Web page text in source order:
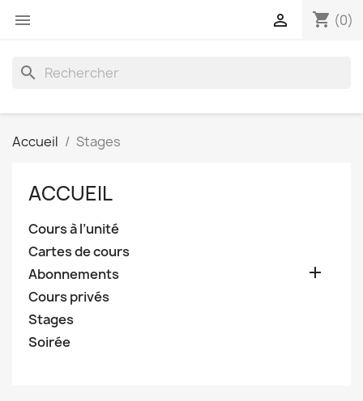
 shopping_cart (0)

search
Accueil Stages
ACCUEIL
Cours à l’unité
Cartes de cours
Abonnements

Cours privés
Stages
Soirée